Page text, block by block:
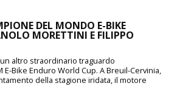
DEL MONDO E-BIKE
MORETTINI E FILIPPO
altro straordinario traguardo
Bike Enduro World Cup. A Breuil-Cervinia,
della stagione iridata, il motore